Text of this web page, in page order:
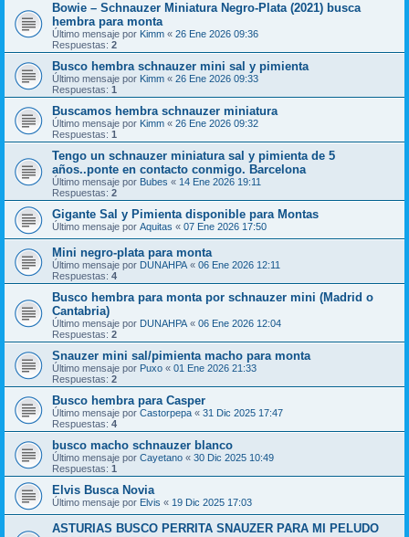
Bowie – Schnauzer Miniatura Negro-Plata (2021) busca
hembra para monta
Último mensaje por Kimm « 26 Ene 2026 09:36
Respuestas: 2
Busco hembra schnauzer mini sal y pimienta
Último mensaje por Kimm « 26 Ene 2026 09:33
Respuestas: 1
Buscamos hembra schnauzer miniatura
Último mensaje por Kimm « 26 Ene 2026 09:32
Respuestas: 1
Tengo un schnauzer miniatura sal y pimienta de 5
años..ponte en contacto conmigo. Barcelona
Último mensaje por Bubes « 14 Ene 2026 19:11
Respuestas: 2
Gigante Sal y Pimienta disponible para Montas
Último mensaje por Aquitas « 07 Ene 2026 17:50
Mini negro-plata para monta
Último mensaje por DUNAHPA « 06 Ene 2026 12:11
Respuestas: 4
Busco hembra para monta por schnauzer mini (Madrid o
Cantabria)
Último mensaje por DUNAHPA « 06 Ene 2026 12:04
Respuestas: 2
Snauzer mini sal/pimienta macho para monta
Último mensaje por Puxo « 01 Ene 2026 21:33
Respuestas: 2
Busco hembra para Casper
Último mensaje por Castorpepa « 31 Dic 2025 17:47
Respuestas: 4
busco macho schnauzer blanco
Último mensaje por Cayetano « 30 Dic 2025 10:49
Respuestas: 1
Elvis Busca Novia
Último mensaje por Elvis « 19 Dic 2025 17:03
ASTURIAS BUSCO PERRITA SNAUZER PARA MI PELUDO